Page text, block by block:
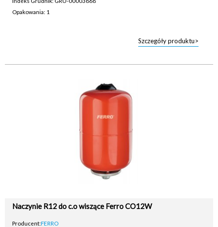
Opakowania: 1
Szczegóły produktu>
Naczynie R12 do c.o wiszące Ferro CO12W
Producent:FERRO